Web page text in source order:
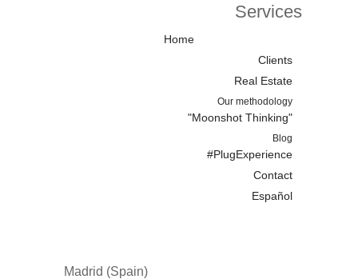
Madrid (Spain)
Services
Home
Clients
Real Estate
Our methodology
"Moonshot Thinking"
Blog
#PlugExperience
Contact
Español